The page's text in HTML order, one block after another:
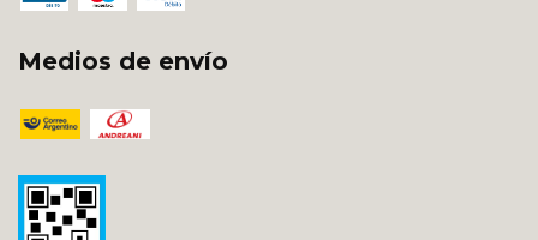
Medios de envío